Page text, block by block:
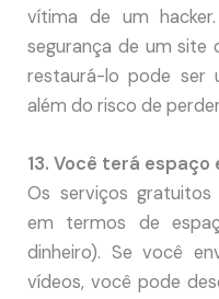
vítima de um
segurança de um site
restaurá-lo pode ser
além do risco de
13. Você terá
Os serviços
em termos de
dinheiro). Se você
vídeos, você pode